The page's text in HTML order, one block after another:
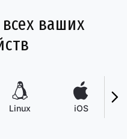
ваших
Linux iOS